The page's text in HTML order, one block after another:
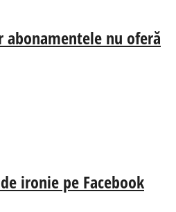
abonamentele nu oferă
ironie pe Facebook